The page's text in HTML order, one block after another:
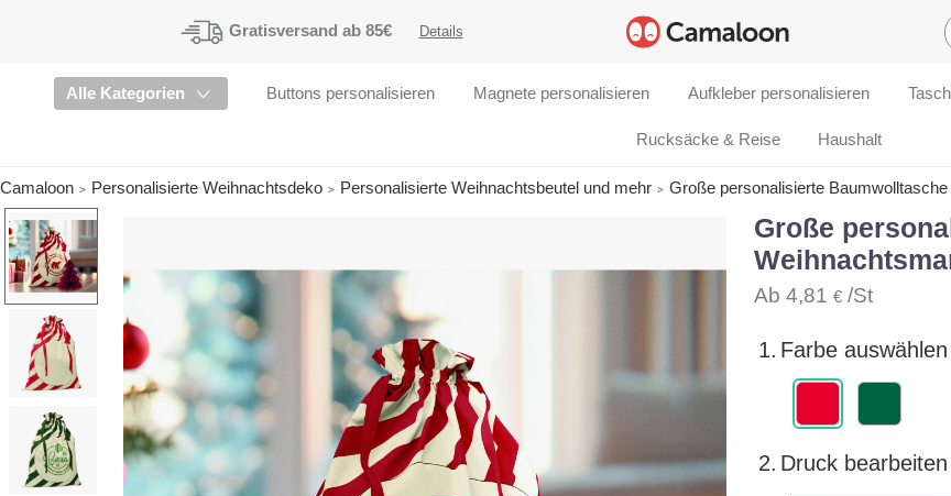
Gratisversand ab 85€ Details
Alle Kategorien Buttons personalisieren Magnete personalisieren Aufkleber personalisieren
Rucksäcke & Reise Haushalt
Camaloon Personalisierte Weihnachtsdeko Personalisierte Weihnachtsbeutel und mehr Große personalisierte
Große
Ab 4,81 €/St
1. Farbe auswählen
2. Druck bearbeiten